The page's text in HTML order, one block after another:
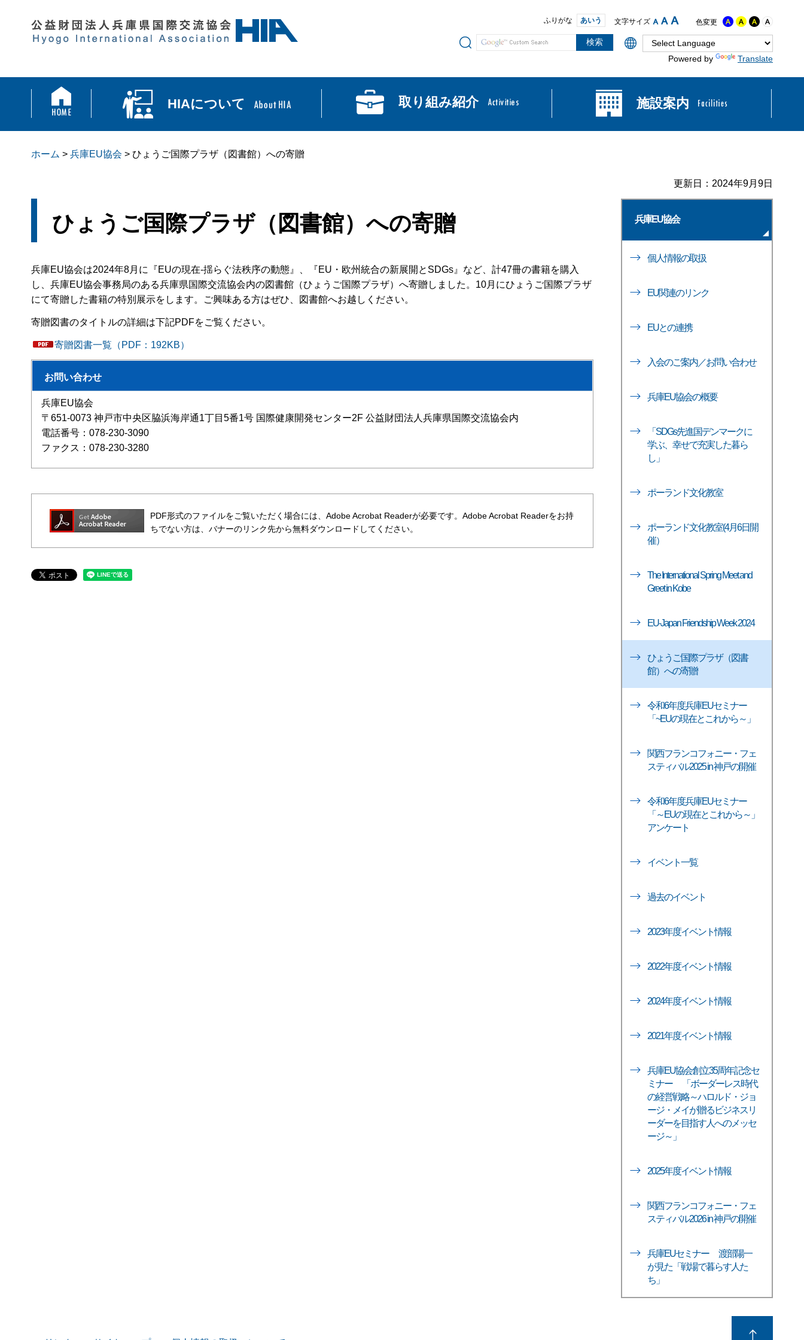
ふりがな あいう 文字サイズ 色変更
サイト内検索
Powered by
Translate
HIAについて 取り組み紹介 施設案内
ホーム > 兵庫EU協会 > ひょうご国際プラザ（図書館）への寄贈
更新日：2024年9月9日
ひょうご国際プラザ（図書館）への寄贈
兵庫EU協会は2024年8月に『EUの現在-揺らぐ法秩序の動態』、『EU・欧州統合の新展開とSDGs』など、計47冊の書籍を購入
し、兵庫EU協会事務局のある兵庫県国際交流協会内の図書館（ひょうご国際プラザ）へ寄贈しました。10月にひょうご国際プラザ
にて寄贈した書籍の特別展示をします。ご興味ある方はぜひ、図書館へお越しください。
寄贈図書のタイトルの詳細は下記PDFをご覧ください。
寄贈図書一覧（PDF：192KB）
お問い合わせ
兵庫EU協会
〒651-0073 神戸市中央区脇浜海岸通1丁目5番1号 国際健康開発センター2F 公益財団法人兵庫県国際交流協会内
電話番号：078-230-3090
ファクス：078-230-3280
PDF形式のファイルをご覧いただく場合には、Adobe Acrobat Readerが必要です。Adobe Acrobat Readerをお持
ちでない方は、バナーのリンク先から無料ダウンロードしてください。
兵庫EU協会
個人情報の取扱
EU関連のリンク
EUとの連携
入会のご案内／お問い合わせ
兵庫EU協会の概要
「SDGs先進国デンマークに
学ぶ、幸せで充実した暮ら
し」
ポーランド文化教室
ポーランド文化教室(4月6日開
催）
The International Spring Meet and
Greet in Kobe
EU-Japan Friendship Week 2024
ひょうご国際プラザ（図書
館）への寄贈
令和6年度兵庫EUセミナー
「~EUの現在とこれから～」
関西フランコフォニー・フェ
スティバル2025 in 神戸の開催
令和6年度兵庫EUセミナー
「～EUの現在とこれから～」
アンケート
イベント一覧
過去のイベント
2023年度イベント情報
2022年度イベント情報
2024年度イベント情報
2021年度イベント情報
兵庫EU協会創立35周年記念セ
ミナー 「ボーダーレス時代
の経営戦略～ハロルド・ジョ
ージ・メイが贈るビジネスリ
ーダーを目指す人へのメッセ
ージ～」
2025年度イベント情報
関西フランコフォニー・フェ
スティバル2026 in 神戸の開催
兵庫EUセミナー 渡部陽一
が見た「戦場で暮らす人た
ち」